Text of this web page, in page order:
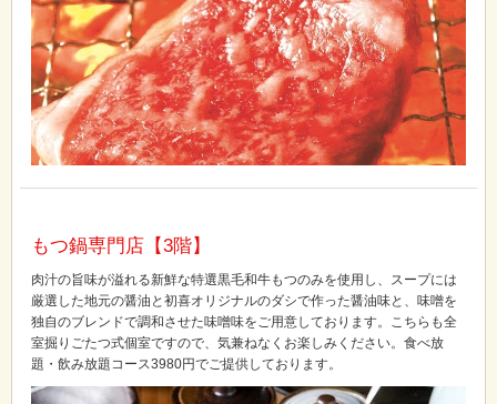
もつ鍋専門店【3階】
肉汁の旨味が溢れる新鮮な特選黒毛和牛もつのみを使用し、スープには
厳選した地元の醤油と初喜オリジナルのダシで作った醤油味と、味噌を
独自のブレンドで調和させた味噌味をご用意しております。こちらも全
室掘りごたつ式個室ですので、気兼ねなくお楽しみください。食べ放
題・飲み放題コース3980円でご提供しております。